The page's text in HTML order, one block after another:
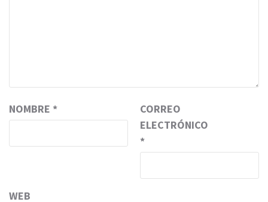
NOMBRE *
CORREO
ELECTRÓNICO
*
WEB